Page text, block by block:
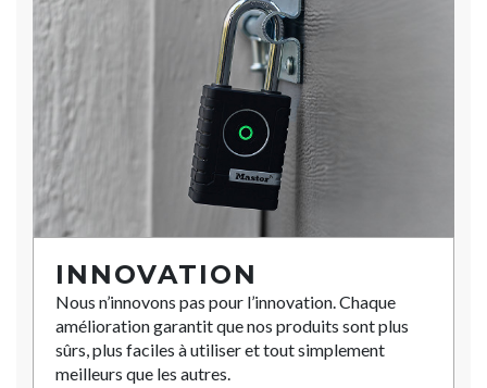
INNOVATION
Nous n’innovons pas pour l’innovation. Chaque
amélioration garantit que nos produits sont plus
sûrs, plus faciles à utiliser et tout simplement
meilleurs que les autres.